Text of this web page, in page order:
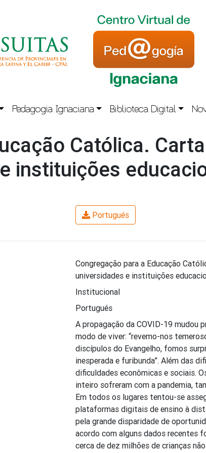
Pedagogia Ignaciana Biblioteca Digital
Católica.
instituições
Portugués
Congregação para a Educação
universidades e instituições
Institucional
Portugués
A propagação da COVID-19 mudou
modo de viver: “revemo-nos
discípulos do Evangelho, fomos
inesperada e furibunda”. Além das
dificuldades econômicas e sociais.
inteiro sofreram com a pandemia,
Em todos os lugares tentou-se
plataformas digitais de ensino à
pela grande disparidade de
acordo com alguns dados recentes
cerca de dez milhões de crianças